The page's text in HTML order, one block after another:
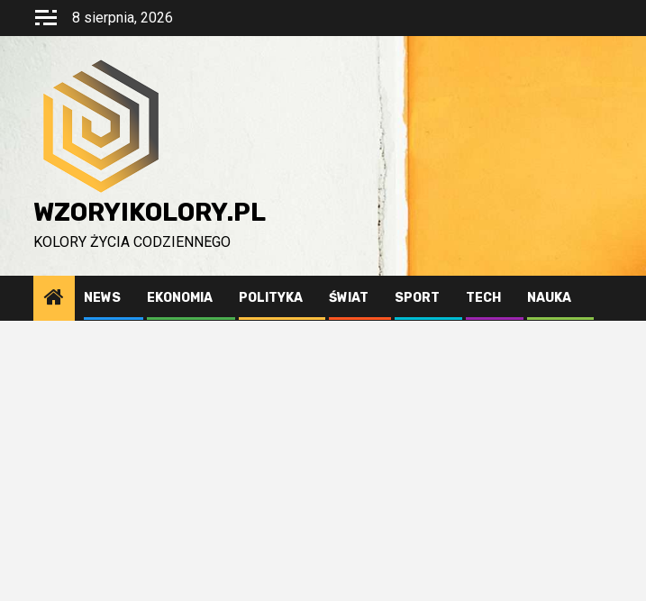
Przejdź
8 sierpnia, 2026
WZORYIKOLORY.PL
KOLORY ŻYCIA CODZIENNEGO
NEWS EKONOMIA POLITYKA ŚWIAT SPORT TECH NAUKA